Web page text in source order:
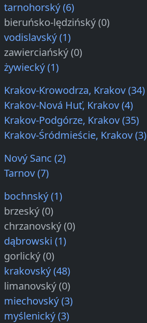
tarnohorský (6)
bieruńsko-lędzińský (0)
vodislavský (1)
zawierciańský (0)
żywiecký (1)
Krakov-Krowodrza, Krakov (34)
Krakov-Nová Huť, Krakov (4)
Krakov-Podgórze, Krakov (35)
Krakov-Śródmieście, Krakov (3)
Nový Sanc (2)
Tarnov (7)
bochnský (1)
brzeský (0)
chrzanovský (0)
dąbrowski (1)
gorlický (0)
krakovský (48)
limanovský (0)
miechovský (3)
myślenický (3)